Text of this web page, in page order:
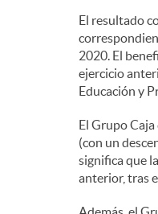
El resultado
2020. El
ejercicio
Educación y
El Grupo
(con un
significa que
anterior, tras